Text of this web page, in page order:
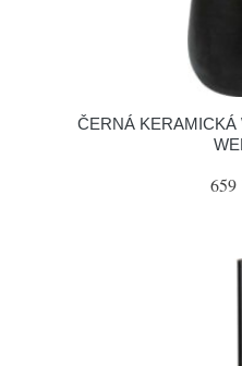
ČERNÁ KERAMICKÁ